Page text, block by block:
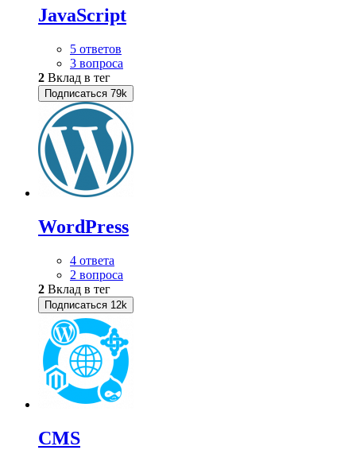
JavaScript
5 ответов
3 вопроса
2 Вклад в тег
Подписаться 79k
WordPress
4 ответа
2 вопроса
2 Вклад в тег
Подписаться 12k
CMS